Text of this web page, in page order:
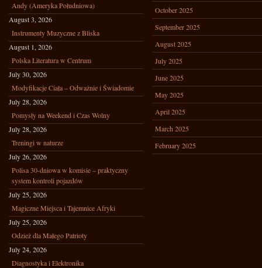
Andy (Ameryka Południowa)
August 3, 2026
Instrumenty Muzyczne z Bliska
August 1, 2026
Polska Literatura w Centrum
July 30, 2026
Modyfikacje Ciała – Odważnie i Świadomie
July 28, 2026
Pomysły na Weekend i Czas Wolny
July 28, 2026
Treningi w naturze
July 26, 2026
Polisa 30-dniowa w komisie – praktyczny
system kontroli pojazdów
July 25, 2026
Magiczne Miejsca i Tajemnice Afryki
July 25, 2026
Odzież dla Małego Patrioty
July 24, 2026
Diagnostyka i Elektronika
October 2025
September 2025
August 2025
July 2025
June 2025
May 2025
April 2025
March 2025
February 2025